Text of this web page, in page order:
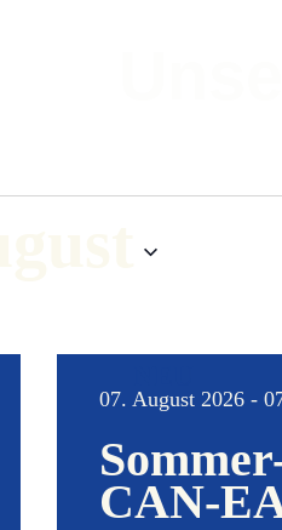
07. August 2026 -
CAN-